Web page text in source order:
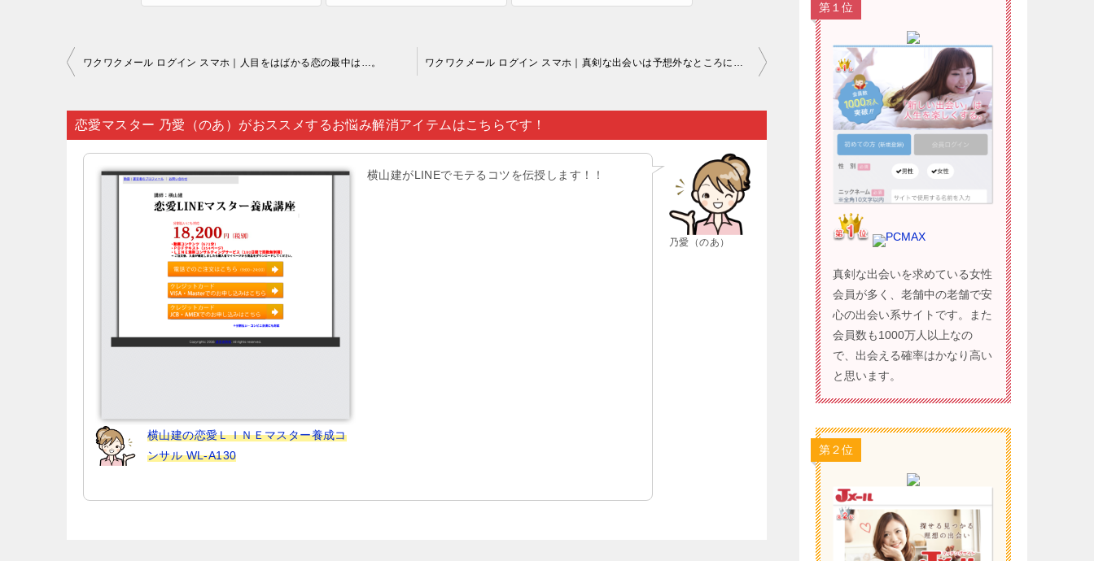
投
ナ
ビ
ゲ
ワクワクメール ログイン スマホ｜人目をはばかる恋の最中は…。 ワクワクメール ログイン スマホ｜真剣な出会いは予想外なところに存在していることも少なからずあります…。
恋愛マスター 乃愛（のあ）がおススメするお悩み解消アイテムはこちらです！
乃愛（のあ）
横山建の恋愛ＬＩＮＥマスター養成コ
ンサル WL-A130
横山建がLINEでモテるコツを伝授します！！
第１位
PCMAX
真剣な出会いを求めている女性
会員が多く、老舗中の老舗で安
心の出会い系サイトです。また
会員数も1000万人以上なの
で、出会える確率はかなり高い
と思います。
第２位